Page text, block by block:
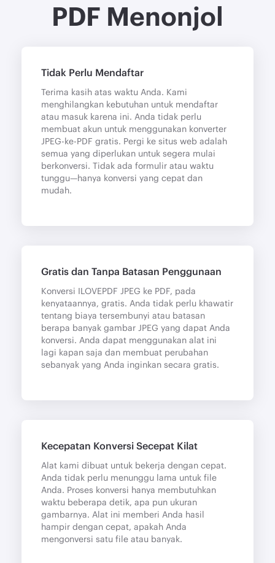
PDF Menonjol
Tidak Perlu Mendaftar
Terima kasih atas waktu Anda. Kami
menghilangkan kebutuhan untuk mendaftar
atau masuk karena ini. Anda tidak perlu
membuat akun untuk menggunakan konverter
JPEG-ke-PDF gratis. Pergi ke situs web adalah
semua yang diperlukan untuk segera mulai
berkonversi. Tidak ada formulir atau waktu
tunggu—hanya konversi yang cepat dan
mudah.
Gratis dan Tanpa Batasan Penggunaan
Konversi ILOVEPDF JPEG ke PDF, pada
kenyataannya, gratis. Anda tidak perlu khawatir
tentang biaya tersembunyi atau batasan
berapa banyak gambar JPEG yang dapat Anda
konversi. Anda dapat menggunakan alat ini
lagi kapan saja dan membuat perubahan
sebanyak yang Anda inginkan secara gratis.
Kecepatan Konversi Secepat Kilat
Alat kami dibuat untuk bekerja dengan cepat.
Anda tidak perlu menunggu lama untuk file
Anda. Proses konversi hanya membutuhkan
waktu beberapa detik, apa pun ukuran
gambarnya. Alat ini memberi Anda hasil
hampir dengan cepat, apakah Anda
mengonversi satu file atau banyak.